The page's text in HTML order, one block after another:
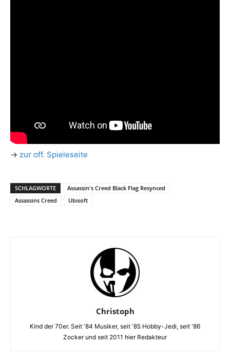
→ zur off. Spieleseite
SCHLAGWORTE
Assassin's Creed Black Flag Resynced
Assassins Creed
Ubisoft
Christoph
Kind der 70er. Seit '84 Musiker, seit '85 Hobby-Jedi, seit '86
Zocker und seit 2011 hier Redakteur